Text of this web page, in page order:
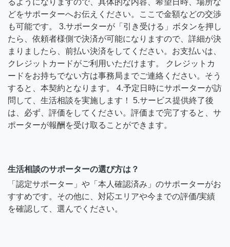
どをサポーターへお伝えください。ここで金額などの交渉
も可能です。 3.サポーターが「引き受ける」ボタンを押し
たら、依頼者様側で決済が可能になりますので、詳細が決
まりましたら、前払い決済をしてください。お支払いは、
クレジットカードがご利用いただけます。 クレジットカ
ードをお持ちでない方は事務局までご連絡ください。そう
すると、本契約となります。 4.予定日時にサポーターが訪
問して、生活相談を実施します！ 5.サービス提供終了後
は、必ず、評価をしてください。評価まで完了すると、サ
ポーターが報酬を受け取ることができます。
生活相談のサポーターの選び方は？
「認定サポーター」や「本人確認済み」のサポーターがお
すすめです。その他に、対応エリアや今までの評価/実績
を確認して、選んでください。